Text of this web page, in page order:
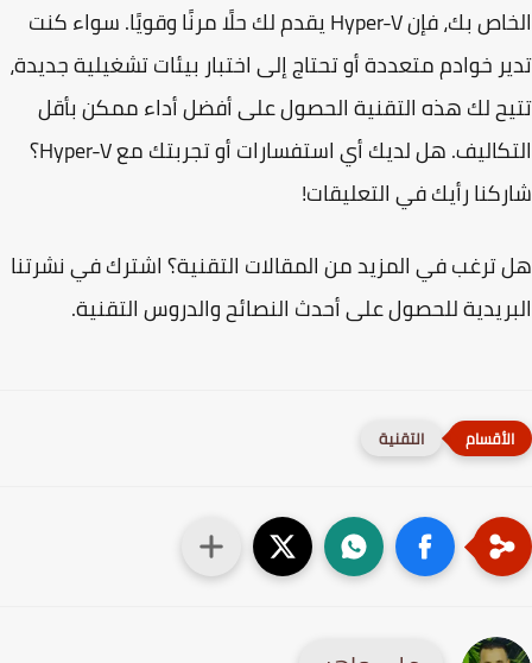
الخاص بك، فإن Hyper-V يقدم لك حلًا مرنًا وقويًا. سواء كنت
خوادم متعددة أو تحتاج إلى اختبار بيئات تشغيلية جديدة،
لك هذه التقنية الحصول على أفضل أداء ممكن بأقل
التكاليف. هل لديك أي استفسارات أو تجربتك مع Hyper-V؟
رأيك في التعليقات!
في المزيد من المقالات التقنية؟اشترك في نشرتنا
للحصول على أحدث النصائح والدروس التقنية.
التقنية